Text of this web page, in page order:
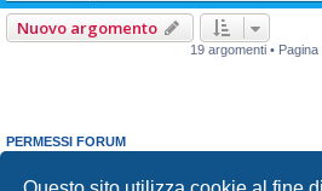
Nuovo argomento
19 argomenti • Pagina
PERMESSI FORUM
Non puoirispondere negli argomenti